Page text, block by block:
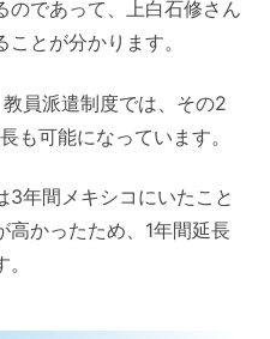
のであって、上白石修さん
とが分かります。
員派遣制度では、その2
も可能になっています。
3年間メキシコにいたこと
高かったため、1年間延長